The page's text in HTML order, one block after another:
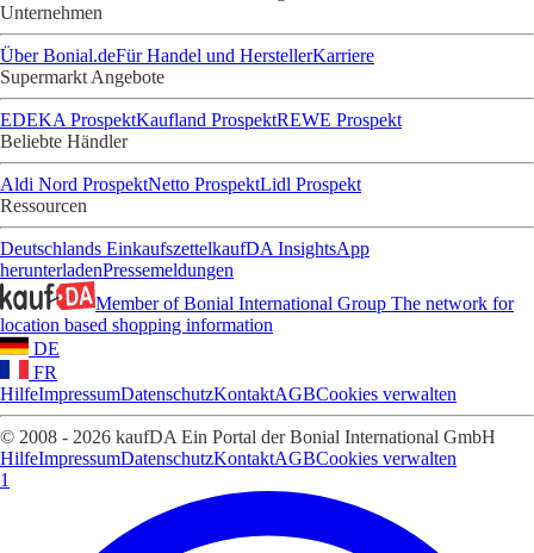
Unternehmen
Über Bonial.deFür Handel und HerstellerKarriere
Supermarkt Angebote
EDEKA ProspektKaufland ProspektREWE Prospekt
Beliebte Händler
Aldi Nord ProspektNetto ProspektLidl Prospekt
Ressourcen
Deutschlands EinkaufszettelkaufDA InsightsApp
herunterladenPressemeldungen
Member of Bonial International Group The network for
location based shopping information
DE
FR
HilfeImpressumDatenschutzKontaktAGBCookies verwalten
© 2008 - 2026 kaufDA Ein Portal der Bonial International GmbH
HilfeImpressumDatenschutzKontaktAGBCookies verwalten
1